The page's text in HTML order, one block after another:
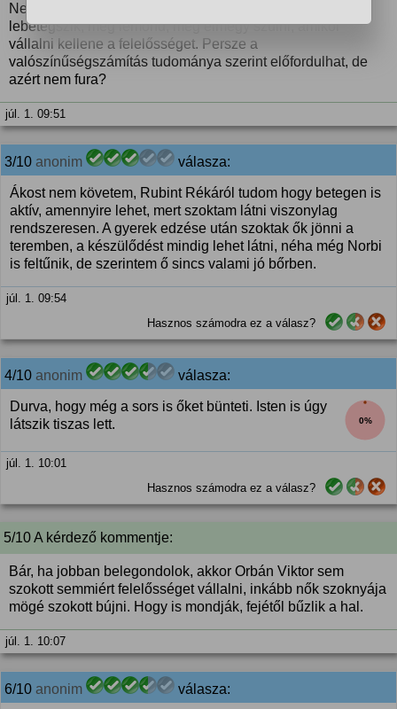
Nem már, hogy puszta véletlen, hogy most mindenki
lebetegszik, meg lemond, meg elmegy szülni, amikor
vállalni kellene a felelősséget. Persze a
valószínűségszámítás tudománya szerint előfordulhat, de
azért nem fura?
júl. 1. 09:51
3/10 anonim válasza:
Ákost nem követem, Rubint Rékáról tudom hogy betegen is
aktív, amennyire lehet, mert szoktam látni viszonylag
rendszeresen. A gyerek edzése után szoktak ők jönni a
teremben, a készülődést mindig lehet látni, néha még Norbi
is feltűnik, de szerintem ő sincs valami jó bőrben.
júl. 1. 09:54
Hasznos számodra ez a válasz?
4/10 anonim válasza:
0%
Durva, hogy még a sors is őket bünteti. Isten is úgy
látszik tiszas lett.
júl. 1. 10:01
Hasznos számodra ez a válasz?
5/10 A kérdező kommentje:
Bár, ha jobban belegondolok, akkor Orbán Viktor sem
szokott semmiért felelősséget vállalni, inkább nők szoknyája
mögé szokott bújni. Hogy is mondják, fejétől bűzlik a hal.
júl. 1. 10:07
6/10 anonim válasza: